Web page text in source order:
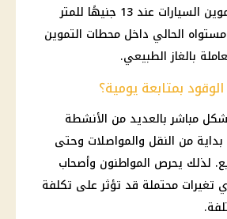
كما استقر سعر غاز تموين السيارات عند 13 جنيهًا للمتر
الحالي داخل محطات التموين
بالغاز الطبيعي.
بمتابعة يومية؟
مباشر بالعديد من الأنشطة
بداية من النقل والمواصلات وحتى
لذلك يحرص المواطنون وأصحاب
تغيرات محتملة قد تؤثر على تكلفة